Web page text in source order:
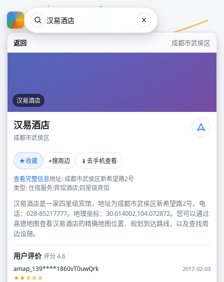
返回 成都市武侯区
汉易酒店
汉易酒店
成都市武侯区
★收藏 ⌖搜周边 📱 去手机查看
查看完整信息地址: 成都市武侯区新希望路2号
类型: 住宿服务;宾馆酒店;四星级宾馆
汉易酒店是一家四星级宾馆，地址为成都市武侯区新希望路2号。电
话：028-85217777。地理坐标：30.614002,104.072872。您可以通过
高德地图查看汉易酒店的精确地图位置、规划到达路线，以及查找周
边设施。
用户评价评分 4.6
amap_139****1860vT0uwQrk
2017-02-03
★★☆☆☆